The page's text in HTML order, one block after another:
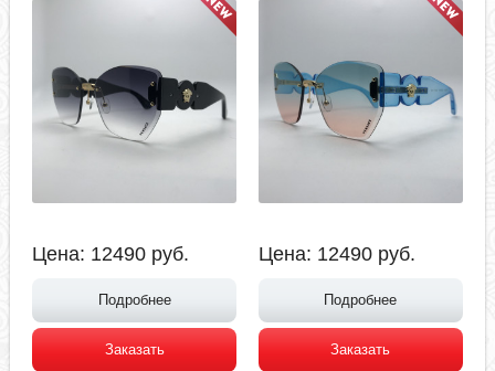
Цена: 12490 руб.
Подробнее
Заказать
Цена: 12490 руб.
Подробнее
Заказать